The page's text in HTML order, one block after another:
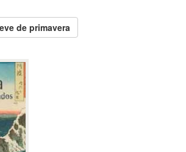
de primavera